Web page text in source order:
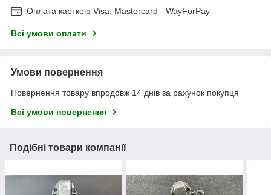
Оплата карткою Visa, Mastercard - WayForPay
Всі умови оплати
Умови повернення
Повернення товару впродовж 14 днів за рахунок покупця
Всі умови повернення
Подібні товари компанії